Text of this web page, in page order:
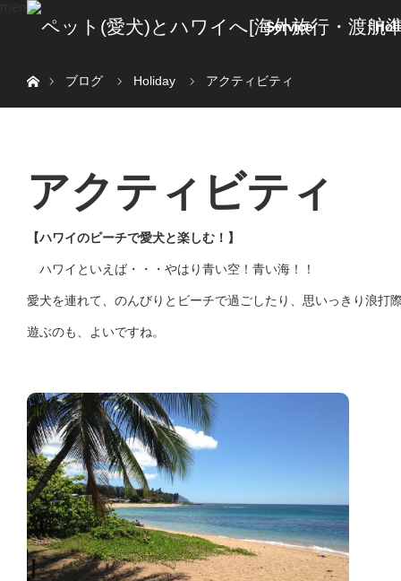
menu
Service
ブログ
Holiday アクティビティ
アクティビティ
【ハワイのビーチで愛犬と楽しむ！】
ハワイといえば・・・やはり青い空！青い海！！
愛犬を連れて、のんびりとビーチで過ごしたり、思いっきり浪打
遊ぶのも、よいですね。